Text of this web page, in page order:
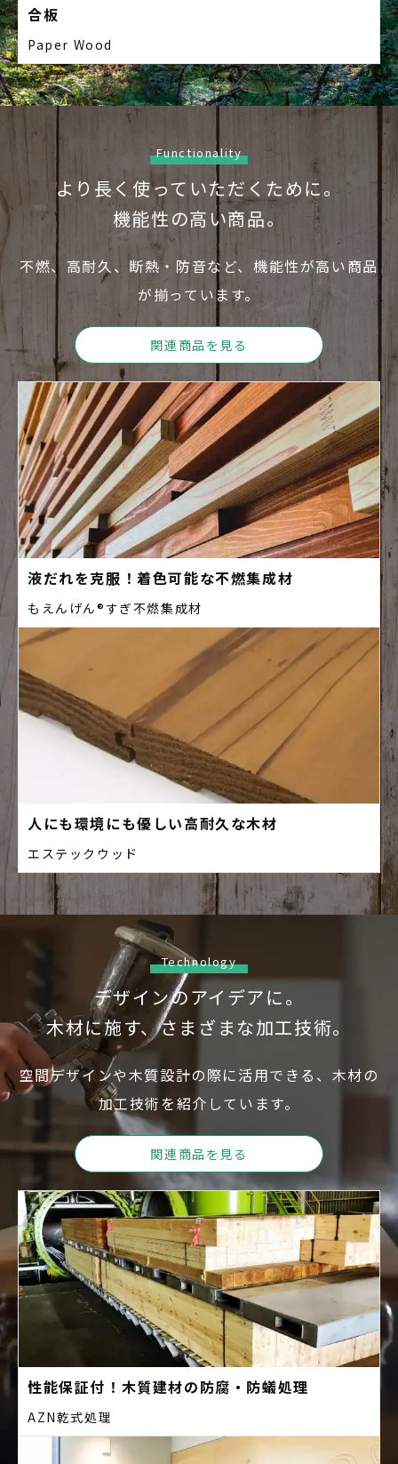
合板
Paper Wood
Functionality
より長く使っていただくために。
機能性の高い商品。
不燃、高耐久、断熱・防音など、機能性が高い商品
が揃って います。
関連商品を見る
液だれを克服！着色可能な不燃集成材
もえんげん®️すぎ不燃集成材
人にも環境にも優しい高耐久な木材
エステックウッド
Technology
デザインのアイデアに。
木材に施す、さまざまな加工技術。
空間デザインや木質設計の際に活用できる、木材の
加工技術を紹介しています。
関連商品を見る
性能保証付！木質建材の防腐・防蟻処理
AZN乾式処理